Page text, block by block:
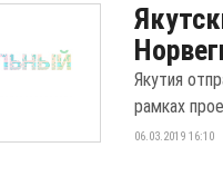
Якутия
рамках
06.03.2019 16:10